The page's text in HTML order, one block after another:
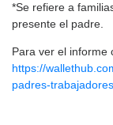
*Se refiere a
presente el padre.
Para ver el informe
https://
padres-